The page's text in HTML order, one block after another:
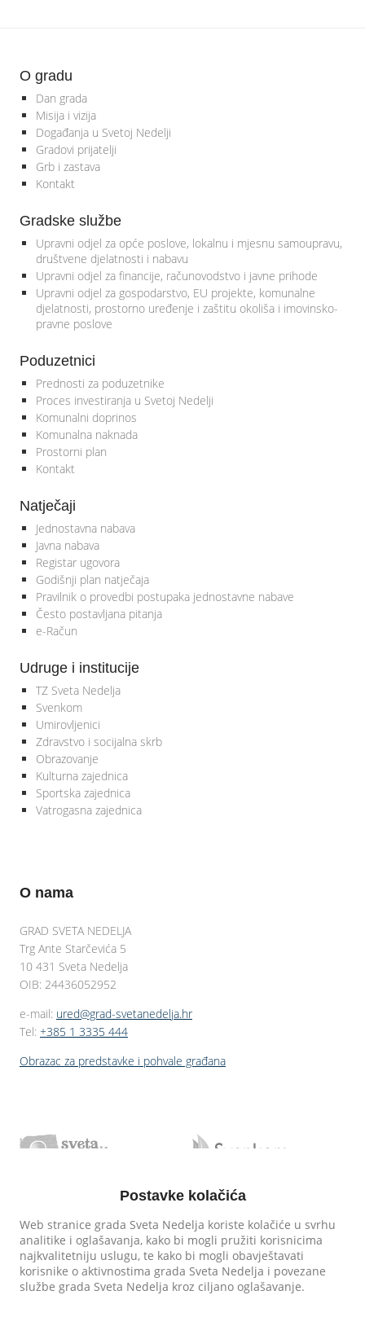
O gradu
Dan grada
Misija i vizija
Događanja u Svetoj Nedelji
Gradovi prijatelji
Grb i zastava
Kontakt
Gradske službe
Upravni odjel za opće poslove, lokalnu i mjesnu samoupravu,
društvene djelatnosti i nabavu
Upravni odjel za financije, računovodstvo i javne prihode
Upravni odjel za gospodarstvo, EU projekte, komunalne
djelatnosti, prostorno uređenje i zaštitu okoliša i imovinsko-
pravne poslove
Poduzetnici
Prednosti za poduzetnike
Proces investiranja u Svetoj Nedelji
Komunalni doprinos
Komunalna naknada
Prostorni plan
Kontakt
Natječaji
Jednostavna nabava
Javna nabava
Registar ugovora
Godišnji plan natječaja
Pravilnik o provedbi postupaka jednostavne nabave
Često postavljana pitanja
e-Račun
Udruge i institucije
TZ Sveta Nedelja
Svenkom
Umirovljenici
Zdravstvo i socijalna skrb
Obrazovanje
Kulturna zajednica
Sportska zajednica
Vatrogasna zajednica
O nama
GRAD SVETA NEDELJA
Trg Ante Starčevića 5
10 431 Sveta Nedelja
OIB: 24436052952
e-mail: ured@grad-svetanedelja.hr
Tel: +385 1 3335 444
Obrazac za predstavke i pohvale građana
Postavke kolačića
Web stranice grada Sveta Nedelja koriste kolačiće u svrhu
analitike i oglašavanja, kako bi mogli pružiti korisnicima
najkvalitetniju uslugu, te kako bi mogli obavještavati
korisnike o aktivnostima grada Sveta Nedelja i povezane
službe grada Sveta Nedelja kroz ciljano oglašavanje.